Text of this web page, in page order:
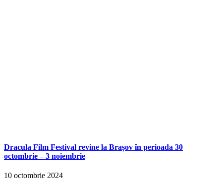
Dracula Film Festival revine la Brașov în perioada 30
octombrie – 3 noiembrie
10 octombrie 2024